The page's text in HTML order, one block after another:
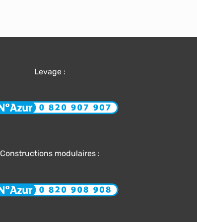
Levage :
Constructions modulaires :